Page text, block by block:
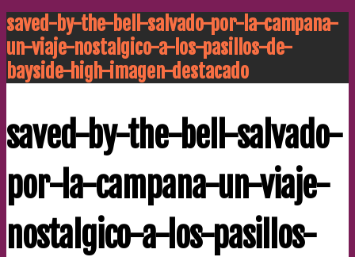
saved-by-the-bell-salvado-por-la-campana-
un-viaje-nostalgico-a-los-pasillos-de-
bayside-high-imagen-destacado
saved-by-the-bell-salvado-
por-la-campana-un-viaje-
nostalgico-a-los-pasillos-